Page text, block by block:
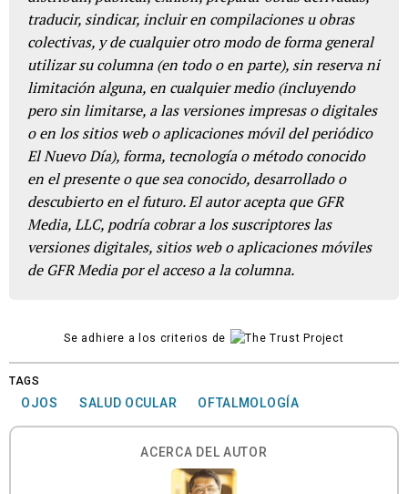
traducir, sindicar, incluir en compilaciones u obras
colectivas, y de cualquier otro modo de forma general
utilizar su columna (en todo o en parte), sin reserva ni
limitación alguna, en cualquier medio (incluyendo
pero sin limitarse, a las versiones impresas o digitales
o en los sitios web o aplicaciones móvil del periódico
El Nuevo Día), forma, tecnología o método conocido
en el presente o que sea conocido, desarrollado o
descubierto en el futuro. El autor acepta que GFR
Media, LLC, podría cobrar a los suscriptores las
versiones digitales, sitios web o aplicaciones móviles
de GFR Media por el acceso a la columna.
Se adhiere a los criterios de
TAGS
OJOS SALUD OCULAR OFTALMOLOGÍA
ACERCA DEL AUTOR